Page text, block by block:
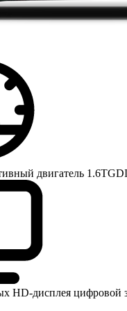
двигатель 1.6TGDI
HD-дисплея цифровой